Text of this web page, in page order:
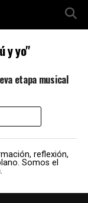
y yo"
etapa musical
reflexión,
Somos el